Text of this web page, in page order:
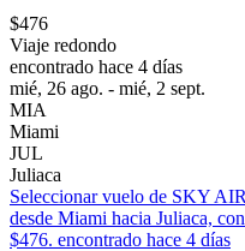
$476
Viaje redondo
encontrado hace 4 días
mié, 26 ago. - mié, 2 sept.
MIA
Miami
JUL
Juliaca
Seleccionar vuelo de SKY
desde Miami hacia Juliaca,
$476. encontrado hace 4 días